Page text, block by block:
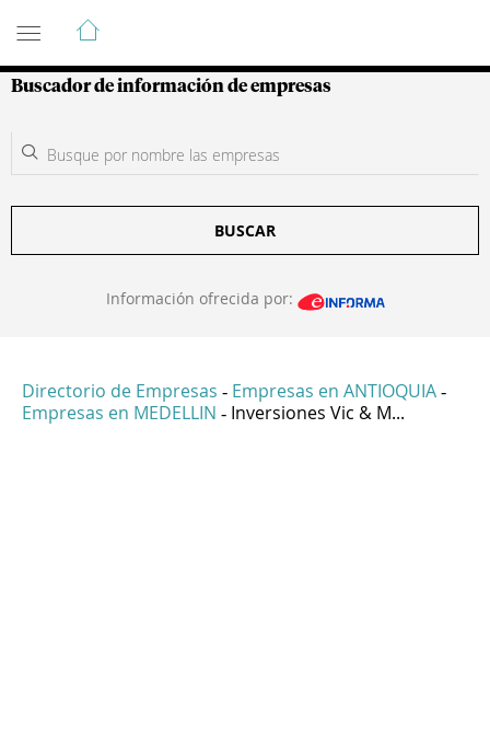
Guía de Empresas Colombianas
Buscador de información de empresas
BUSCAR
Información ofrecida por:
Directorio de Empresas - Empresas en ANTIOQUIA -
Empresas en MEDELLIN - Inversiones Vic & M...